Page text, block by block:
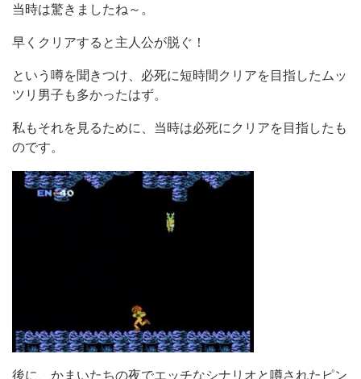
当時は驚きましたね～。
早くクリアすると主人公が脱ぐ！
という噂を聞きつけ、必死に短時間クリアを目指したムッ
ツリ男子も多かったはず。
私もそれを見るために、当時は必死にクリアを目指したも
のです。
後に、かまいたちの夜でエッチなシナリオと噂されたピン